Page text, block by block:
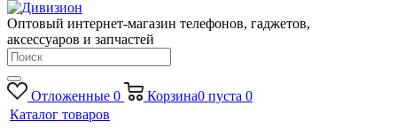
Оптовый интернет-магазин телефонов, гаджетов,
аксессуаров и запчастей
Отложенные 0 Корзина0 пуста 0
Каталог товаров